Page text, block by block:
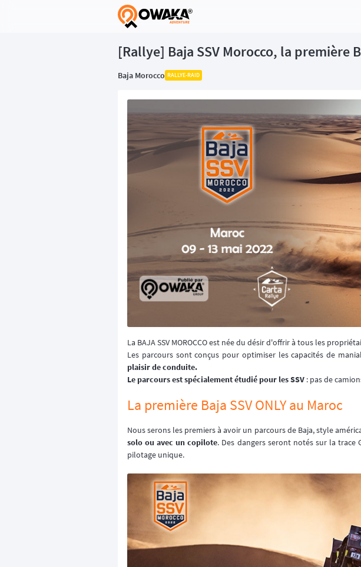
®
[Rallye] Baja SSV Morocco, la première
Baja Morocco RALLYE-RAID
La BAJA SSV MOROCCO est née du désir d'offrir à tous les
Les parcours sont conçus pour optimiser les capacités de
plaisir de conduite.
Le parcours est spécialement étudié pour les SSV : pas de
La première Baja SSV ONLY au Maroc
Nous serons les premiers à avoir un parcours de Baja, style
solo ou avec un copilote. Des dangers seront notés sur la
pilotage unique.